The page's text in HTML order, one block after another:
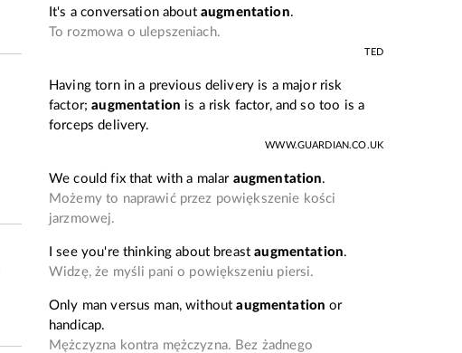
It's a conversation about augmentation.
To rozmowa o ulepszeniach.
TED
Having torn in a previous delivery is a major risk
factor;augmentation is a risk factor, and so too is a
forceps delivery.
WWW.GUARDIAN.CO.UK
We could fix that with a malar augmentation.
Możemy to naprawić przez powiększenie kości
jarzmowej.
I see you're thinking about breastaugmentation.
Widzę, że myśli pani o powiększeniu piersi.
Only man versus man, withoutaugmentation or
handicap.
Mężczyzna kontra mężczyzna. Bez żadnego